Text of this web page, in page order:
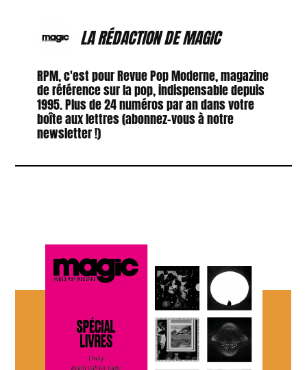
LA RÉDACTION DE MAGIC
RPM, c'est pour Revue Pop Moderne, magazine
de référence sur la pop, indispensable depuis
1995. Plus de 24 numéros par an dans votre
boîte aux lettres (abonnez-vous à notre
newsletter !)